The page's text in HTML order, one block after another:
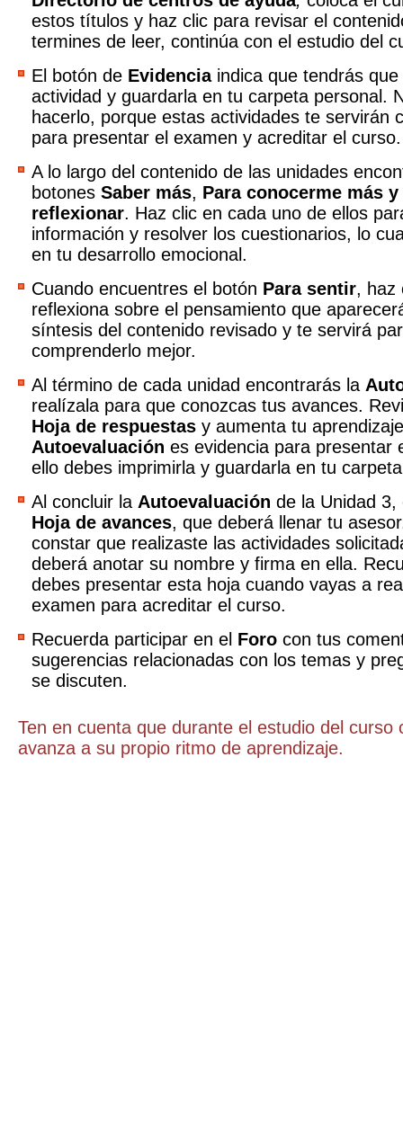
estos títulos y haz clic para revisar el
termines de leer, continúa con el estudio del
El botón de Evidenciaindica que tendrás que
actividad y guardarla en tu carpeta personal.
hacerlo, porque estas actividades te servirán
para presentar el examen y acreditar el curso.
A lo largo del contenido de las unidades
botones Saber más, Para conocerme más
reflexionar. Haz clic en cada uno de ellos
información y resolver los cuestionarios, lo
en tu desarrollo emocional.
Cuando encuentres el botón Para sentir, haz
reflexiona sobre el pensamiento que
síntesis del contenido revisado y te servirá
comprenderlo mejor.
Al término de cada unidad encontrarás la
realízala para que conozcas tus avances.
Hoja de respuestas y aumenta tu
Autoevaluación es evidencia para presentar
ello debes imprimirla y guardarla en tu
Al concluir la Autoevaluación de la Unidad
Hoja de avances, que deberá llenar tu
constar que realizaste las actividades
deberá anotar su nombre y firma en ella.
debes presentar esta hoja cuando vayas a
examen para acreditar el curso.
Recuerda participar en el Foro con tus
sugerencias relacionadas con los temas y
se discuten.
Ten en cuenta que durante el estudio del curso
avanza a su propio ritmo de aprendizaje.